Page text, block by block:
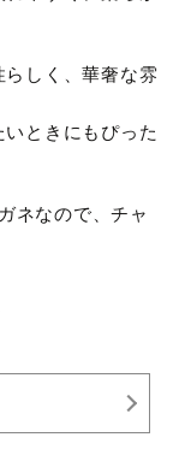
しく、華奢な雰
ときにもぴった
ネなので、チャ